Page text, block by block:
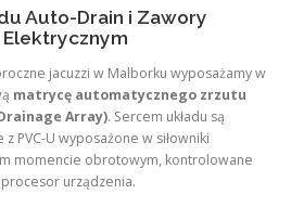
Auto-Drain i Zawory
jacuzzi w Malborku wyposażamy w
matrycę automatycznego zrzutu
Array). Sercem układu są
PVC-U wyposażone w siłowniki
momencie obrotowym, kontrolowane
urządzenia.